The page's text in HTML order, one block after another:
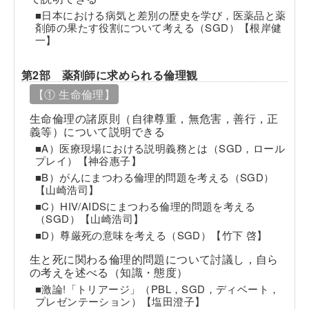
■日本における病気と差別の歴史を学び，医薬品と薬
剤師の果たす役割について考える（SGD）【根岸健
一】
第2部 薬剤師に求められる倫理観
【① 生命倫理】
生命倫理の諸原則（自律尊重，無危害，善行，正
義等）について説明できる
■A）医療現場における説明義務とは（SGD，ロール
プレイ）【神谷惠子】
■B）がんにまつわる倫理的問題を考える（SGD）
【山崎浩司】
■C）HIV/AIDSにまつわる倫理的問題を考える
（SGD）【山崎浩司】
■D）尊厳死の意味を考える（SGD）【竹下 啓】
生と死に関わる倫理的問題について討議し，自ら
の考えを述べる（知識・態度）
■激論!「トリアージ」（PBL，SGD，ディベート，
プレゼンテーション）【塩田澄子】